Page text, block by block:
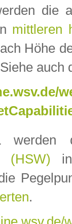
die
mittleren
Höhe
auch
(HSW)
.